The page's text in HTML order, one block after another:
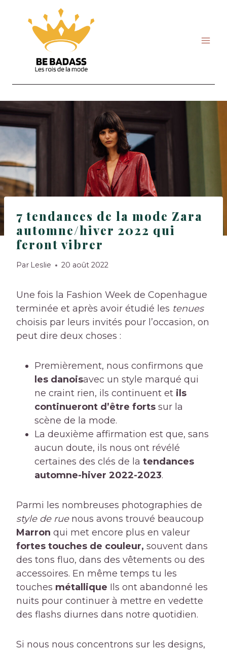
content
7 tendances de la mode Zara
automne/hiver 2022 qui
feront vibrer
Par Leslie 20 août 2022
Une fois la Fashion Week de Copenhague
terminée et après avoir étudié les tenues
choisis par leurs invités pour l’occasion, on
peut dire deux choses :
Premièrement, nous confirmons que
les danoisavec un style marqué qui
ne craint rien, ils continuent et ils
continueront d’être forts sur la
scène de la mode.
La deuxième affirmation est que, sans
aucun doute, ils nous ont révélé
certaines des clés de la tendances
automne-hiver 2022-2023.
Parmi les nombreuses photographies de
style de ruenous avons trouvé beaucoup
Marron qui met encore plus en valeur
fortes touches de couleur, souvent dans
des tons fluo, dans des vêtements ou des
accessoires. En même temps tu les
touches métallique Ils ont abandonné les
nuits pour continuer à mettre en vedette
des flashs diurnes dans notre quotidien.
Si nous nous concentrons sur les designs,